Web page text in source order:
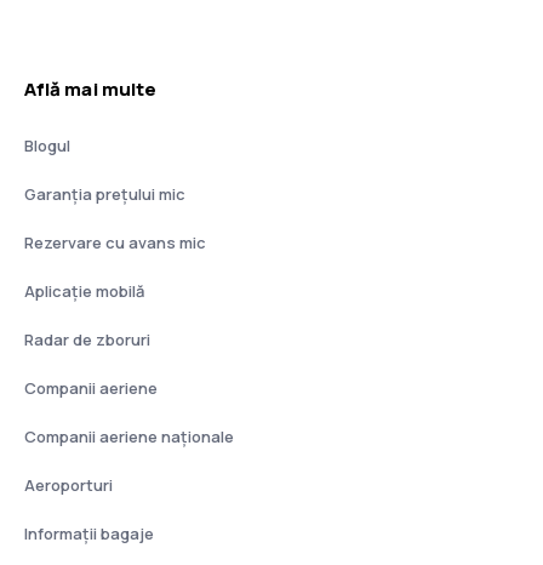
Află mai multe
Blogul
Garanția prețului mic
Rezervare cu avans mic
Aplicație mobilă
Radar de zboruri
Companii aeriene
Companii aeriene naţionale
Aeroporturi
Informații bagaje